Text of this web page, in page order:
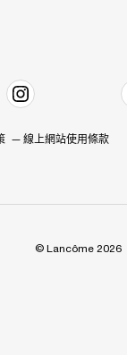
線上網站使用條款
© Lancôme 2026